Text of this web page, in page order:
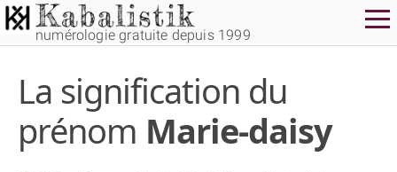
numérologie gratuite depuis 1999
La signification du
prénom Marie-daisy